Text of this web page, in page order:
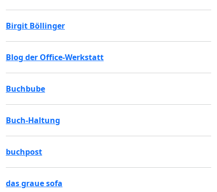
Birgit Böllinger
Blog der Office-Werkstatt
Buchbube
Buch-Haltung
buchpost
das graue sofa